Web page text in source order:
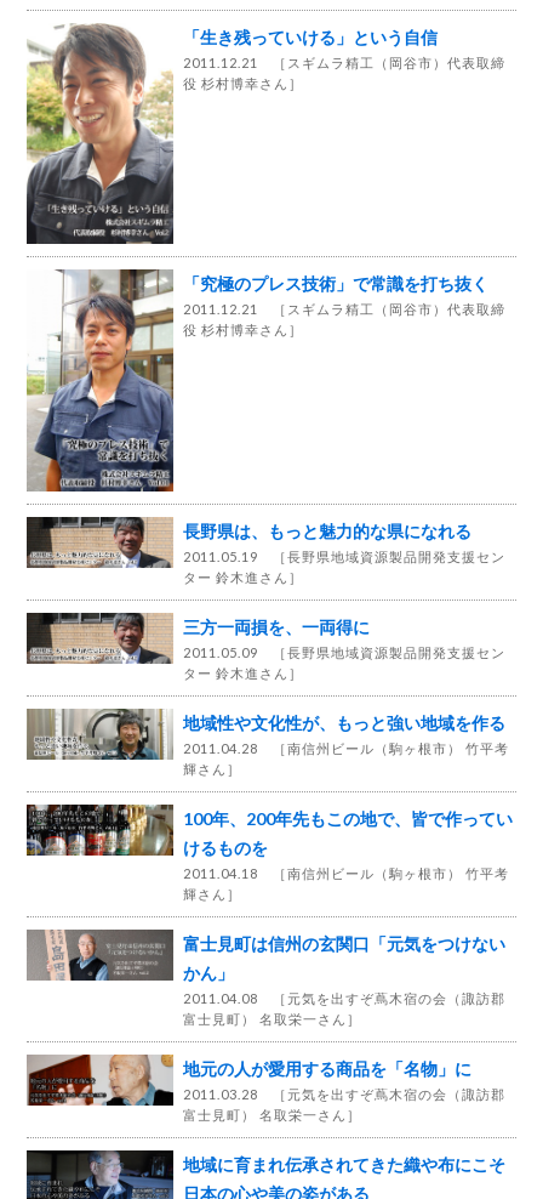
「生き残っていける」という自信
2011.12.21 ［ スギムラ精工（岡谷市）代表取締
役 杉村博幸さん ］
「究極のプレス技術」で常識を打ち抜く
2011.12.21 ［ スギムラ精工（岡谷市）代表取締
役 杉村博幸さん ］
長野県は、もっと魅力的な県になれる
2011.05.19 ［長野県地域資源製品開発支援セン
ター 鈴木進さん ］
三方一両損を、一両得に
2011.05.09 ［長野県地域資源製品開発支援セン
ター 鈴木進さん ］
地域性や文化性が、もっと強い地域を作る
2011.04.28 ［南信州ビール（駒ヶ根市） 竹平考
輝さん ］
100年、200年先もこの地で、皆で作ってい
けるものを
2011.04.18 ［南信州ビール（駒ヶ根市） 竹平考
輝さん ］
富士見町は信州の玄関口「元気をつけない
かん」
2011.04.08 ［ 元気を出すぞ蔦木宿の会（諏訪郡
富士見町） 名取栄一さん ］
地元の人が愛用する商品を「名物」に
2011.03.28 ［ 元気を出すぞ蔦木宿の会（諏訪郡
富士見町） 名取栄一さん ］
地域に育まれ伝承されてきた織や布にこそ
日本の心や美の姿がある